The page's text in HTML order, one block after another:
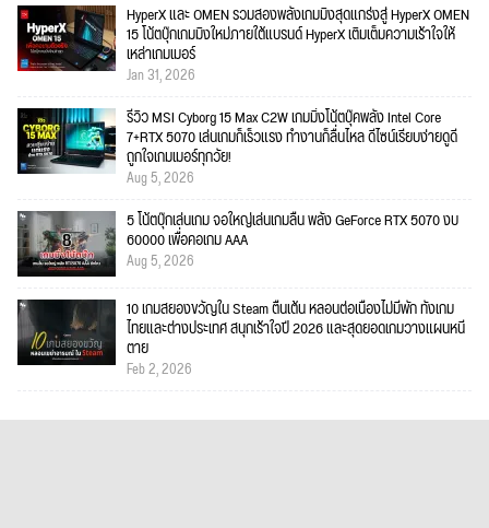
HyperX และ OMEN รวมสองพลังเกมมิงสุดแกร่งสู่ HyperX OMEN
15 โน้ตบุ๊กเกมมิงใหม่ภายใต้แบรนด์ HyperX เติมเต็มความเร้าใจให้
เหล่าเกมเมอร์
Jan 31, 2026
รีวิว MSI Cyborg 15 Max C2W เกมมิ่งโน้ตบุ๊คพลัง Intel Core
7+RTX 5070 เล่นเกมก็เร็วแรง ทำงานก็ลื่นไหล ดีไซน์เรียบง่ายดูดี
ถูกใจเกมเมอร์ทุกวัย!
Aug 5, 2026
5 โน้ตบุ๊กเล่นเกม จอใหญ่เล่นเกมลื่น พลัง GeForce RTX 5070 งบ
60000 เพื่อคอเกม AAA
Aug 5, 2026
10 เกมสยองขวัญใน Steam ตื่นเต้น หลอนต่อเนื่องไม่มีพัก ทั้งเกม
ไทยและต่างประเทศ สนุกเร้าใจปี 2026 และสุดยอดเกมวางแผนหนี
ตาย
Feb 2, 2026